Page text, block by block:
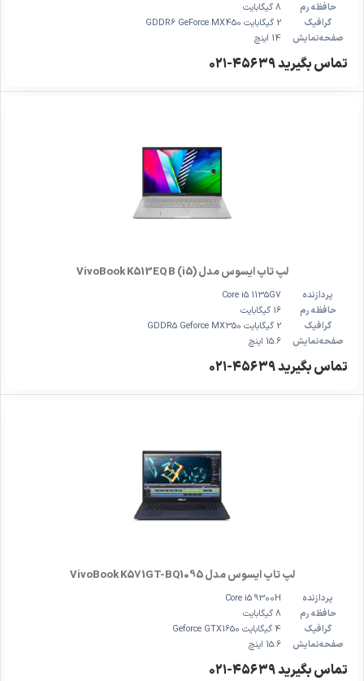
حافظه رم
8 گیگابایت
گرافیک
2 گیگابایت GDDR6 GeForce MX450
صفحه‌نمایش
14 اینچ
تماس بگیرید ۴۵۶۳۹-۰۲۱
لپ تاپ ایسوس مدل VivoBook K513EQ B (i5)
پردازنده
Core i5 1135G7
حافظه رم
16 گیگابایت
گرافیک
2 گیگابایت GDDR5 Geforce MX350
صفحه‌نمایش
15.6 اینچ
تماس بگیرید ۴۵۶۳۹-۰۲۱
لپ‌ تاپ ایسوس مدل VivoBook K571GT-BQ1095
پردازنده
Core i5 9300H
حافظه رم
8 گیگابایت
گرافیک
4 گیگابایت Geforce GTX1650
صفحه‌نمایش
15.6 اینچ
تماس بگیرید ۴۵۶۳۹-۰۲۱